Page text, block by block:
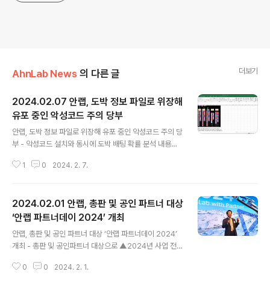
AhnLab News 의 다른 글 더보기
2024.02.07 안랩, 도박 정보 파일로 위장해
유포 중인 악성코드 주의 당부
안랩, 도박 정보 파일로 위장해 유포 중인 악성코드 주의 당
부 - 악성코드 설치와 동시에 도박 배팅 확률 분석 내용을
주요정보 탈취, 추가악성코드 다운로드 등 다양한 악성 행
w.ahnlab.com )이 최근 불법 온라인 도박 정보를 위장해
악성코드를 유포하는 사례를 발견하고 사용자의 주의를 당
부했다. 공격자는 먼저 ‘percent.xlsm'이라는 이름의 바
로가기 파일(.lnk)을 유포했다. 유포에는 불법 온라인 도박
일 등을 이용했을 것으로 추정된다. 사용자가 무심코 해..
1 0 2024. 2. 7.
2024.02.01 안랩, 총판 및 공인 파트너 대상
‘안랩 파트너데이 2024’ 개최
안랩, 총판 및 공인 파트너 대상 ‘안랩 파트너데이 2024’
개최 - 총판 및 공인파트너 대상으로 ▲2024년 사업 전략
기술지원 전략 및 운영 프로그램 등 소개 안랩(대표 강석균,
0 0 2024. 2. 1.